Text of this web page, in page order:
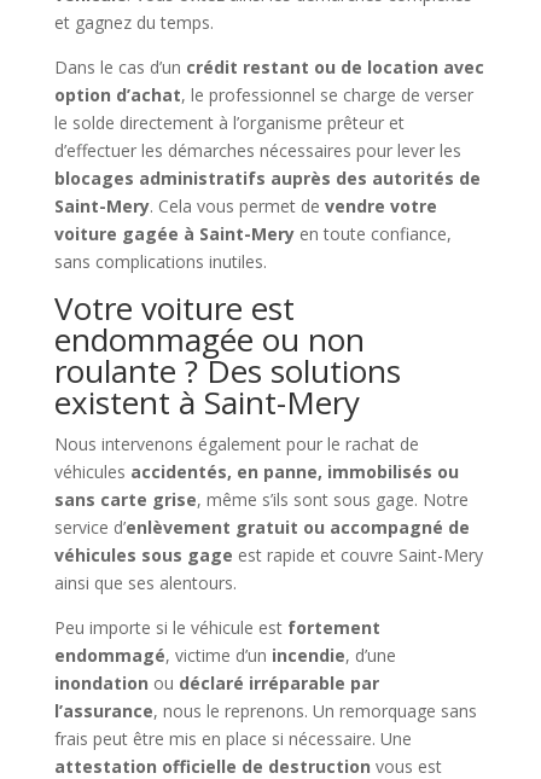
et gagnez du temps.
Dans le cas d’un crédit restant ou de location avec
option d’achat, le professionnel se charge de verser
le solde directement à l’organisme prêteur et
d’effectuer les démarches nécessaires pour lever les
blocages administratifs auprès des autorités de
Saint-Mery. Cela vous permet de vendre votre
voiture gagée à Saint-Meryen toute confiance,
sans complications inutiles.
Votre voiture est
endommagée ou non
roulante ? Des solutions
existent à Saint-Mery
Nous intervenons également pour le rachat de
véhicules accidentés, en panne, immobilisés ou
sans carte grise, même s’ils sont sous gage. Notre
service d’enlèvement gratuit ou accompagné de
véhicules sous gage est rapide et couvre Saint-Mery
ainsi que ses alentours.
Peu importe si le véhicule est fortement
endommagé, victime d’un incendie, d’une
inondation ou déclaré irréparable par
l’assurance, nous le reprenons. Un remorquage sans
frais peut être mis en place si nécessaire. Une
attestation officielle de destruction vous est